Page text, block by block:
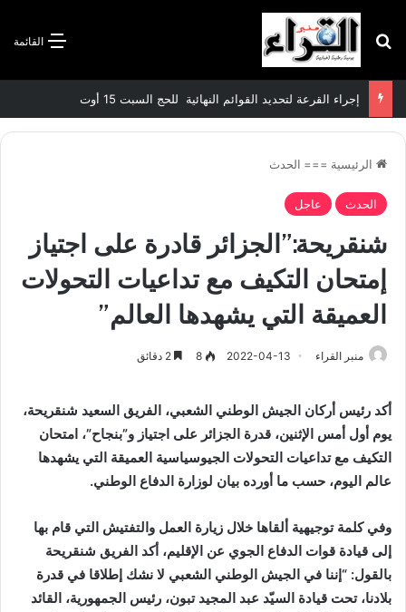
القائمة بحث عن
إجراء القرعة لتحديد القوائم النهائية للحج السبت 15 أوت
الرئيسية === الحدث
الحدث عاجل
شنقريحة:”الجزائر قادرة على اجتياز
إمتحان التكيف مع تداعيات التحولات
العميقة التي يشهدها العالم”
منبر القراء 2022-04-13
8
أكد رئيس أركان الجيش الوطني الشعبي، الفريق السعيد شنقريحة،
يوم أول أمس الإثنين، قدرة الجزائر على اجتياز و”بنجاح”، امتحان
التكيف مع تداعيات التحولات الجيوسياسية العميقة التي يشهدها
عالم اليوم، حسب ما أورده بيان لوزارة الدفاع الوطني.
وفي كلمة توجيهية ألقاها خلال زيارة العمل والتفتيش التي قام بها
إلى قيادة قوات الدفاع الجوي عن الإقليم، أكد الفريق شنقريحة
بالقول: “إننا في الجيش الوطني الشعبي لا نشك إطلاقا في قدرة
بلادنا، تحت قيادة السيّد عبد المجيد تبون، رئيس الجمهورية، القائد